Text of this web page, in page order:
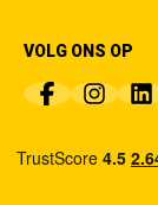
VOLG ONS OP